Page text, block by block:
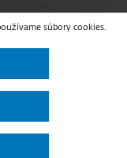
súbory cookies.